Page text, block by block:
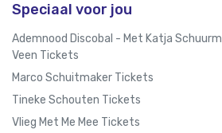
Speciaal voor jou
Ademnood Discobal - Met Katja
Veen Tickets
Marco Schuitmaker Tickets
Tineke Schouten Tickets
Vlieg Met Me Mee Tickets